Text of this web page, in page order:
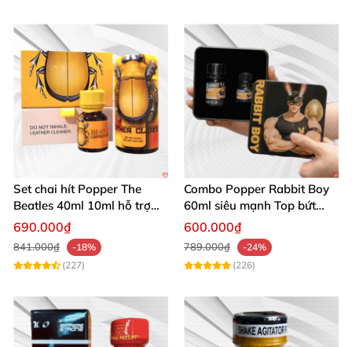
Set chai hít Popper The
Beatles 40ml 10ml hỗ trợ
giãn nở hậu môn cho Top
690.000₫
841.000₫
-18%
(227)
Combo Popper Rabbit Boy
60ml siêu mạnh Top bứt
phá giới hạn
600.000₫
789.000₫
-24%
(226)